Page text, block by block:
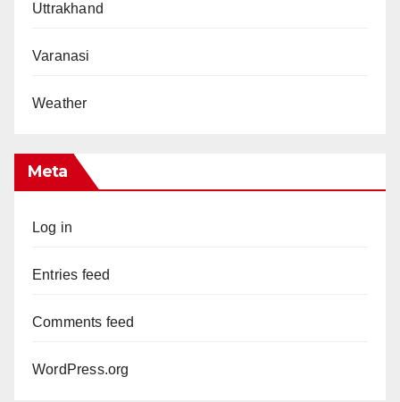
Uttrakhand
Varanasi
Weather
Meta
Log in
Entries feed
Comments feed
WordPress.org